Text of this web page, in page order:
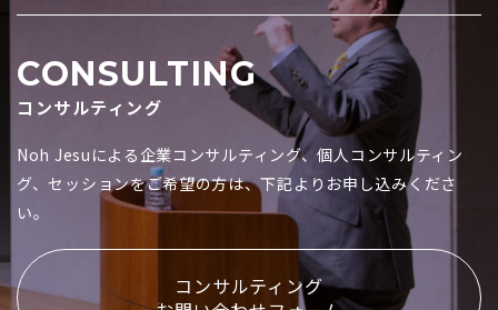
CONSULTING
コンサルティング
Noh Jesuによる企業コンサルティング、個人コンサルティン
グ、セッションをご希望の方は、下記よりお申し込みくださ
い。
コンサルティング